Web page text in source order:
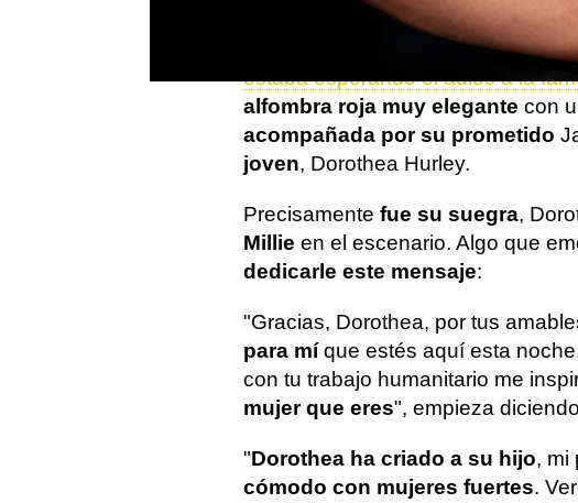
La actriz de Stranger Things,
estaba esperando el adiós a la
alfombra roja muy elegante con
acompañada por su prometido
joven, Dorothea Hurley.
Precisamente fue su suegra,
Millie en el escenario. Algo que
dedicarle este mensaje:
"Gracias, Dorothea, por tus
para míque estés aquí esta
con tu trabajo humanitario me
mujer que eres", empieza
"Dorothea ha criado a su hijo, mi
cómodo con mujeres fuertes.